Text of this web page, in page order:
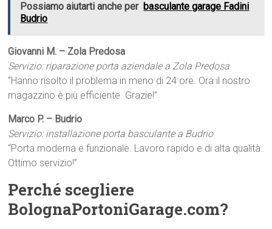
Possiamo aiutarti anche per basculante garage Fadini
Budrio
Giovanni M. – Zola Predosa
Servizio: riparazione porta aziendale a Zola Predosa
“Hanno risolto il problema in meno di 24 ore. Ora il nostro
magazzino è più efficiente. Grazie!”
Marco P. – Budrio
Servizio: installazione porta basculante a Budrio
“Porta moderna e funzionale. Lavoro rapido e di alta qualità.
Ottimo servizio!”
Perché scegliere
BolognaPortoniGarage.com?